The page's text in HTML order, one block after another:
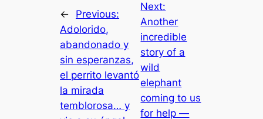
←
Previous:
Adolorido,
abandonado y
sin esperanzas,
el perrito levantó
la mirada
temblorosa… y
Next:
Another
incredible
story of a
wild
elephant
coming to us
for help —